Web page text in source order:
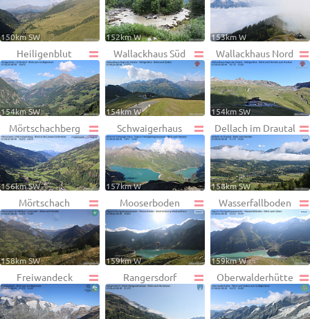
150km SW 152km W 153km W
Heiligenblut
154km SW
Wallackhaus Süd
154km W
Wallackhaus Nord
154km SW
Mörtschachberg
156km SW
Schwaigerhaus
157km W
Dellach im Drautal
158km SW
Mörtschach
158km SW
Mooserboden
159km W
Wasserfallboden
159km W
Freiwandeck Rangersdorf Oberwalderhütte